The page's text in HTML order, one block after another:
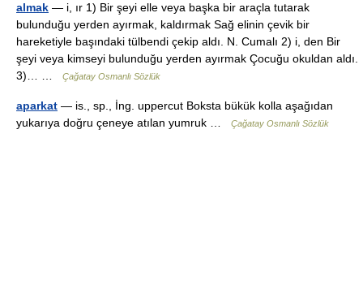
almak — i, ır 1) Bir şeyi elle veya başka bir araçla tutarak
bulunduğu yerden ayırmak, kaldırmak Sağ elinin çevik bir
hareketiyle başındaki tülbendi çekip aldı. N. Cumalı 2) i, den Bir
şeyi veya kimseyi bulunduğu yerden ayırmak Çocuğu okuldan aldı.
3)… …
Çağatay Osmanlı Sözlük
aparkat — is., sp., İng. uppercut Boksta bükük kolla aşağıdan
yukarıya doğru çeneye atılan yumruk …
Çağatay Osmanlı Sözlük